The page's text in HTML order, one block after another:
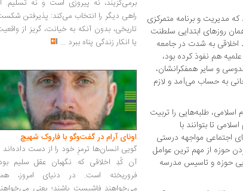
مدیریت و برنامه متمرکزی
روزهای ابتدایی سلطنت
به شدت در جامعه
هم نفوذ کرده بود،
و سایر همفکرانشان،
به حساب می‌آمد و لازم
اسلامی، طلبه‌هایی را تربیت
تا بتوانند با
اجتماعی مواجهه درستی
حوزه از مهم ترین عوامل
حوزه و تاسیس مدرسه
برمی‌گزیند، نه پیروزی است و نه تسلیم.
راهی دیگر را انتخاب می‌کند: پذیرفتن
تاریخی، بدون آنکه به خیانت، گریز از
یا انکار زندگی پناه ببرد ...
اونای آرام در گفت‌وگو با فاروک شهیچ‭
گویی انسان‌ها ترمزِ خود را از دست داده‌اند
آن کُدِ اخلاقی که نگهبان عقل سلیم
فروریخته است. در دنیای امروز،